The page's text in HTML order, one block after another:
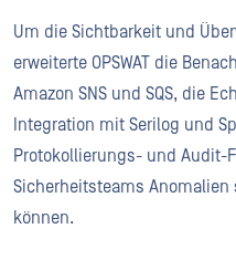
Um die Sichtbarkeit und
erweiterte OPSWAT die
Amazon SNS und SQS, die
Integration mit Serilog und
Protokollierungs- und Audit-
Sicherheitsteams
können.